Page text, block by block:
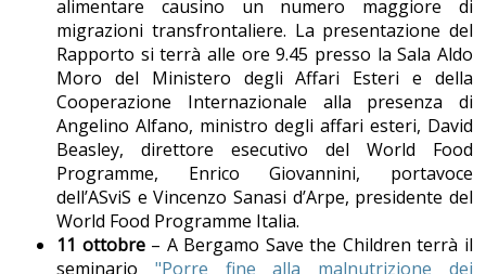
alimentare causino un numero maggiore di
migrazioni transfrontaliere. La presentazione del
Rapporto si terrà alle ore 9.45 presso la Sala Aldo
Moro del Ministero degli Affari Esteri e della
Cooperazione Internazionale alla presenza di
Angelino Alfano, ministro degli affari esteri, David
Beasley, direttore esecutivo del World Food
Programme, Enrico Giovannini, portavoce
dell’ASviS e Vincenzo Sanasi d’Arpe, presidente del
World Food Programme Italia.
11 ottobre – A Bergamo Save the Children terrà il
seminario "Porre fine alla malnutrizione dei